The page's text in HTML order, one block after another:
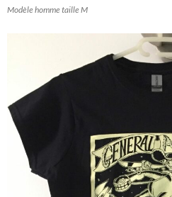
Modèle homme taille M